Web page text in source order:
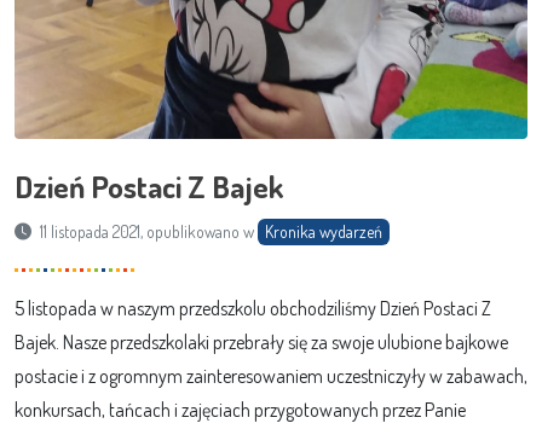
Dzień Postaci Z Bajek
11 listopada 2021, opublikowano w Kronika wydarzeń
5 listopada w naszym przedszkolu obchodziliśmy Dzień Postaci Z
Bajek. Nasze przedszkolaki przebrały się za swoje ulubione bajkowe
postacie i z ogromnym zainteresowaniem uczestniczyły w zabawach,
konkursach, tańcach i zajęciach przygotowanych przez Panie